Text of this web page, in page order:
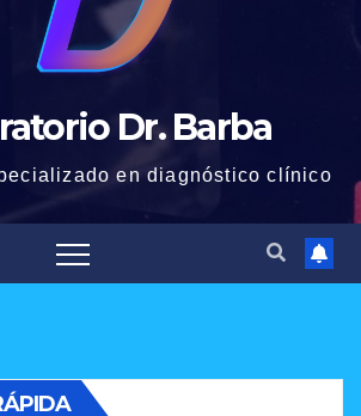
Dr. Barba
en diagnóstico clínico